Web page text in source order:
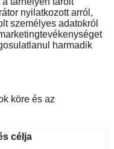
nyilatkozott arról,
személyes adatokról
harmadik
köre és az
célja